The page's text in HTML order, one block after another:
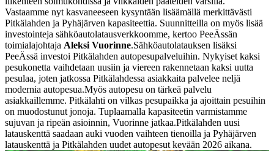
Vastaamme nyt kasvaneeseen kysyntään lisäämällä merkittävästi
Pitkälahden ja Pyhäjärven kapasiteettia. Suunnitteilla on myös lisää
investointeja sähköautolatausverkkoomme, kertoo PeeÄssän
toimialajohtaja Aleksi Vuorinne.Sähköautolatauksen lisäksi
PeeÄssä investoi Pitkälahden autopesupalveluihin. Nykyiset kaksi
pesukonetta vaihdetaan uusiin ja viereen rakennetaan kaksi uutta
pesulaa, joten jatkossa Pitkälahdessa asiakkaita palvelee neljä
modernia autopesua.Myös autopesu on tärkeä palvelu
asiakkaillemme. Pitkälahti on vilkas pesupaikka ja ajoittain pesuihin
on muodostunut jonoja. Tuplaamalla kapasiteetin varmistamme
sujuvan ja ripeän asioinnin, Vuorinne jatkaa.Pitkälahden uusi
latauskenttä saadaan auki vuoden vaihteen tienoilla ja Pyhäjärven
latauskenttä ja Pitkälahden uudet autopesut kevään 2026 aikana.